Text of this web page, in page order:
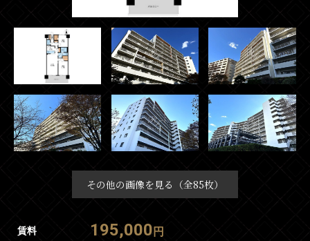
その他の画像を見る（全85枚）
賃料 195,000 円